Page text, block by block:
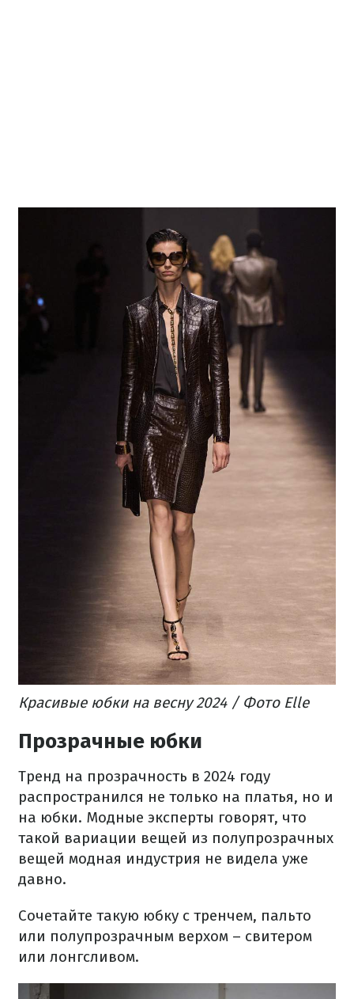
Красивые юбки на весну 2024 / Фото Elle
Прозрачные юбки
Тренд на прозрачность в 2024 году
распространился не только на платья, но и
на юбки. Модные эксперты говорят, что
такой вариации вещей из полупрозрачных
вещей модная индустрия не видела уже
давно.
Сочетайте такую юбку с тренчем, пальто
или полупрозрачным верхом – свитером
или лонгсливом.